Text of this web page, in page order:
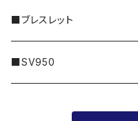
50,000円〜
100,000円〜
普段に｜Freedom
・メタル｜Amulet
ゴールド
プラチナ
14KGF
シルバー
■ブレスレット
■SV950